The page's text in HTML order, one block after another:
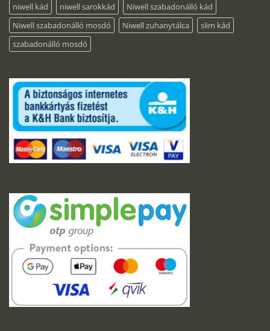
niwell kád
niwell sarokkád
Niwell szabadonálló kád
Niwell szabadonálló mosdó
Niwell zuhanytálca
slim kád
szabadonálló mosdó